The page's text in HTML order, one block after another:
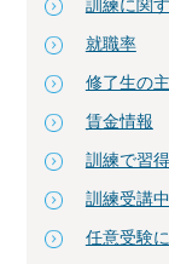
訓練に関
就職率
修了生の
賃金情報
訓練で習
訓練受講
任意受験